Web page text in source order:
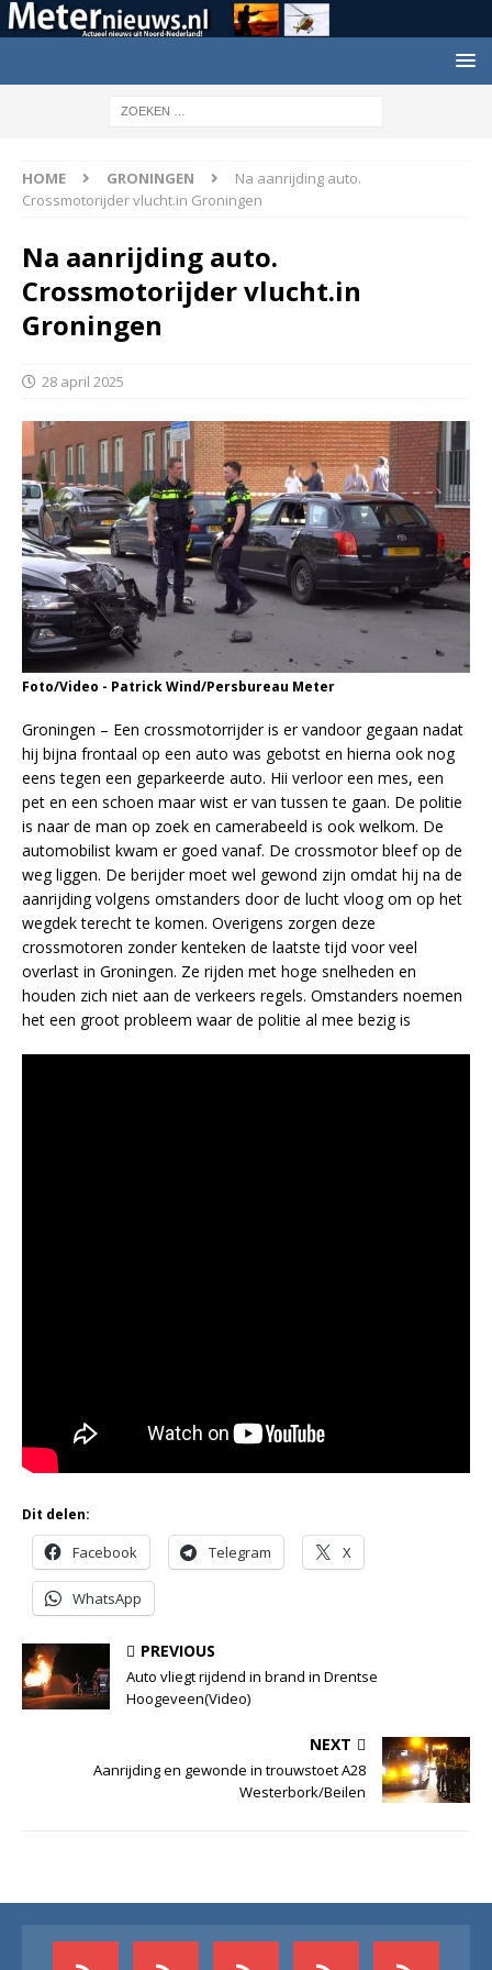
HOME GRONINGEN
Na aanrijding auto.
Crossmotorijder vlucht.in Groningen
Na aanrijding auto.
Crossmotorijder vlucht.in
Groningen
28 april 2025
Foto/Video - Patrick Wind/Persbureau Meter
Groningen – Een crossmotorrijder is er vandoor gegaan nadat
hij bijna frontaal op een auto was gebotst en hierna ook nog
eens tegen een geparkeerde auto. Hii verloor een mes, een
pet en een schoen maar wist er van tussen te gaan. De politie
is naar de man op zoek en camerabeeld is ook welkom. De
automobilist kwam er goed vanaf. De crossmotor bleef op de
weg liggen. De berijder moet wel gewond zijn omdat hij na de
aanrijding volgens omstanders door de lucht vloog om op het
wegdek terecht te komen. Overigens zorgen deze
crossmotoren zonder kenteken de laatste tijd voor veel
overlast in Groningen. Ze rijden met hoge snelheden en
houden zich niet aan de verkeers regels. Omstanders noemen
het een groot probleem waar de politie al mee bezig is
Dit delen:
Facebook Telegram X
WhatsApp
PREVIOUS
Auto vliegt rijdend in brand in Drentse
Hoogeveen(Video)
NEXT
Aanrijding en gewonde in trouwstoet A28
Westerbork/Beilen